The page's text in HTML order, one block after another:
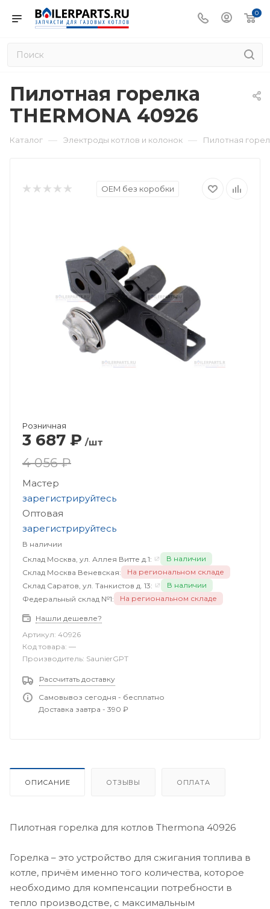
0
Пилотная горелка
THERMONA 40926
Каталог — Электроды котлов и колонок — Пилотная
OEM без коробки
Розничная
3 687 ₽ /шт
4 056 ₽
Мастер
зарегистрируйтесь
Оптовая
зарегистрируйтесь
В наличии
Склад Москва, ул. Аллея Витте д.1:
В наличии
Склад Москва Веневская:
На региональном складе
Склад Саратов, ул. Танкистов д. 13:
В наличии
Федеральный склад №1:
На региональном складе
Нашли дешевле?
Артикул: 40926
Код товара: —
Производитель: SaunierGPT
Рассчитать доставку
Самовывоз сегодня - бесплатно
Доставка завтра - 390 ₽
ОПИСАНИЕ ОТЗЫВЫ ОПЛАТА
Пилотная горелка для котлов Thermona 40926
Горелка – это устройство для сжигания топлива в
котле, причём именно того количества, которое
необходимо для компенсации потребности в
тепло производстве, с максимальным